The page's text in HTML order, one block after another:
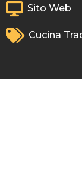
Sito Web
Cucina